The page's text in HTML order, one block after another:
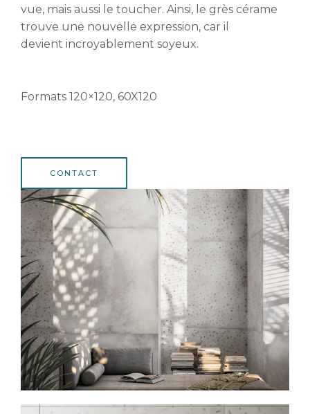
vue, mais aussi le toucher. Ainsi, le grès cérame
trouve une nouvelle expression, car il
devient incroyablement soyeux.
Formats 120×120, 60X120
CONTACT